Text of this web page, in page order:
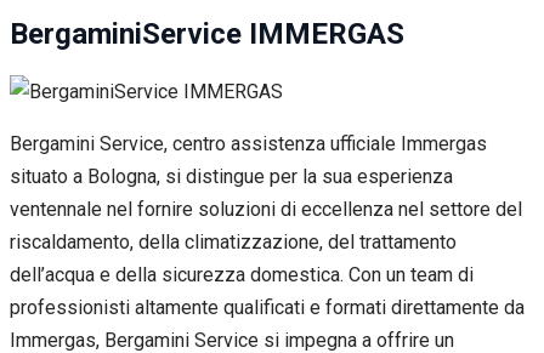
BergaminiService IMMERGAS
Bergamini Service, centro assistenza ufficiale Immergas
situato a Bologna, si distingue per la sua esperienza
ventennale nel fornire soluzioni di eccellenza nel settore del
riscaldamento, della climatizzazione, del trattamento
dell’acqua e della sicurezza domestica. Con un team di
professionisti altamente qualificati e formati direttamente da
Immergas, Bergamini Service si impegna a offrire un